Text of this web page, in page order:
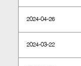
2024-04-26
2024-03-22